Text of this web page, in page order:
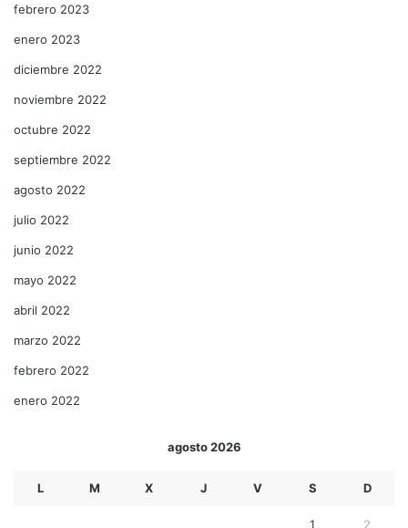
febrero 2023
enero 2023
diciembre 2022
noviembre 2022
octubre 2022
septiembre 2022
agosto 2022
julio 2022
junio 2022
mayo 2022
abril 2022
marzo 2022
febrero 2022
enero 2022
agosto 2026
L M X J V S D
1 2